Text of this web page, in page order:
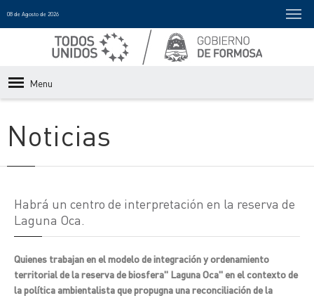
08 de Agosto de 2026
Menu
Noticias
Habrá un centro de interpretación en la reserva de
Laguna Oca.
Quienes trabajan en el modelo de integración y ordenamiento
territorial de la reserva de biosfera" Laguna Oca" en el contexto de
la política ambientalista que propugna una reconciliación de la